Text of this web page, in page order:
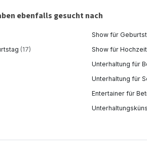
ebenfalls gesucht nach
Show für
(17) Show für Hochzeit
Unterhaltung für
Unterhaltung für
Entertainer für